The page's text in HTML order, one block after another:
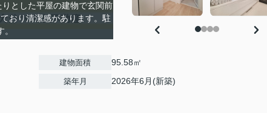
とした平屋の建物で玄関前
おり清潔感があります。駐
建物面積 95.58㎡
築年月 2026年6月(新築)